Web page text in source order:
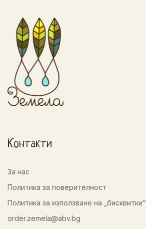
Контакти
За нас
Политика за поверителност
Политика за използване на „бисквитки“
order.zemela@abv.bg